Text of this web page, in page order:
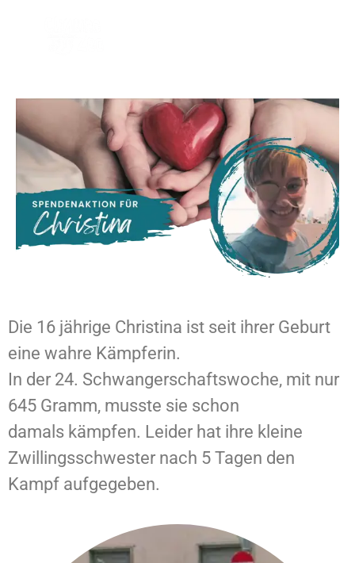
Die 16 jährige Christina ist seit ihrer Geburt
eine wahre Kämpferin.
In der 24. Schwangerschaftswoche, mit nur
645 Gramm, musste sie schon
damals kämpfen. Leider hat ihre kleine
Zwillingsschwester nach 5 Tagen den
Kampf aufgegeben.